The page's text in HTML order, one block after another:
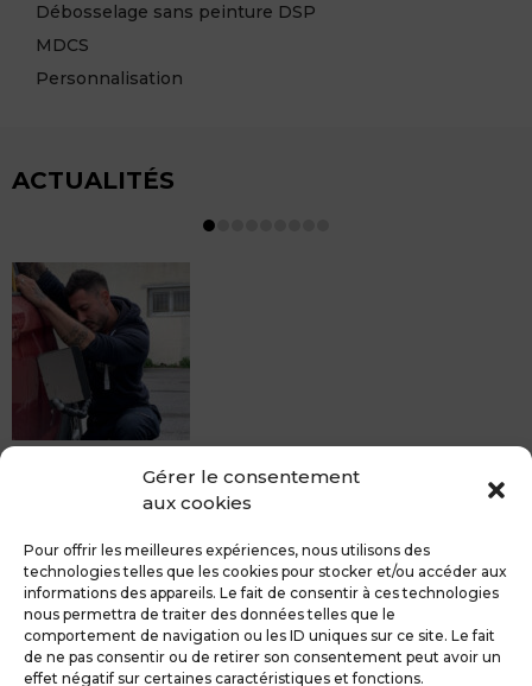
Gérer le consentement
aux cookies
Pour offrir les meilleures expériences, nous utilisons des
technologies telles que les cookies pour stocker et/ou accéder aux
informations des appareils. Le fait de consentir à ces technologies
nous permettra de traiter des données telles que le
comportement de navigation ou les ID uniques sur ce site. Le fait
de ne pas consentir ou de retirer son consentement peut avoir un
effet négatif sur certaines caractéristiques et fonctions.
Débosselage sans peinture DSP
MDCS
Personnalisation
ACTUALITÉS
peinture, sans rendez-vous mais Avec le sourire :)
du débosselage vous accueille sans rendez-...
MDCS GROUPE Mentions légales